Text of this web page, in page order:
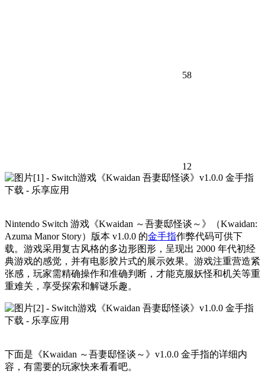
58
12
Nintendo Switch 游戏《Kwaidan ～吾妻邸怪谈～》（Kwaidan:
Azuma Manor Story）版本 v1.0.0 的金手指作弊代码可供下
载。游戏采用复古风格的多边形图形，呈现出 2000 年代初经
典游戏的感觉，并有电影胶片式的展示效果。游戏注重营造紧
张感，玩家需精确操作和准确判断，才能克服妖怪和机关等重
重难关，享受探索和解谜乐趣。
下面是《Kwaidan ～吾妻邸怪谈～》v1.0.0 金手指的详细内
容，有需要的玩家快来看看吧。